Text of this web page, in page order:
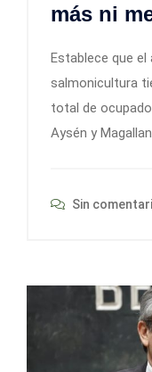
más ni
Establece que
salmonicultura
total de
Aysén y
Sin